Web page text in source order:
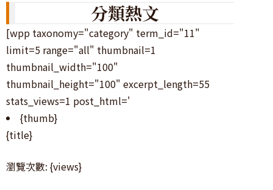
分類熱文
[wpp taxonomy="category" term_id="11"
limit=5 range="all" thumbnail=1
thumbnail_width="100"
thumbnail_height="100" excerpt_length=55
stats_views=1 post_html='
{thumb}
{title}
瀏覽次數: {views}